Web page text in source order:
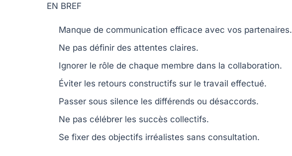
EN BREF
Manque de communication efficace avec vos partenaires.
Ne pas définir des attentes claires.
Ignorer le rôle de chaque membre dans la collaboration.
Éviter les retours constructifs sur le travail effectué.
Passer sous silence les différends ou désaccords.
Ne pas célébrer les succès collectifs.
Se fixer des objectifs irréalistes sans consultation.